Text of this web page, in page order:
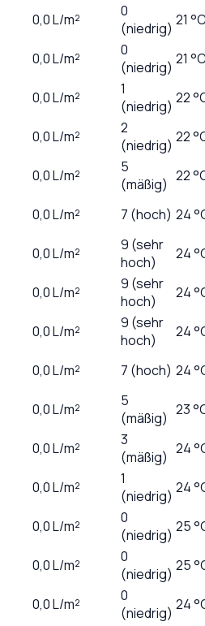
0,0L/m²
0
(niedrig) 21
0,0L/m²
0
(niedrig) 21
0,0L/m²
1
(niedrig) 22
0,0L/m²
2
(niedrig) 22
0,0L/m²
5
(mäßig) 22
0,0L/m² 7 (hoch) 24
0,0L/m²
9 (sehr
hoch)
24
0,0L/m²
9 (sehr
hoch)
24
0,0L/m²
9 (sehr
hoch)
24
0,0L/m² 7 (hoch) 24
0,0L/m²
5
(mäßig) 23
0,0L/m²
3
(mäßig) 24
0,0L/m²
1
(niedrig) 24
0,0L/m²
0
(niedrig) 25
0,0L/m²
0
(niedrig) 25
0,0L/m²
0
(niedrig) 24